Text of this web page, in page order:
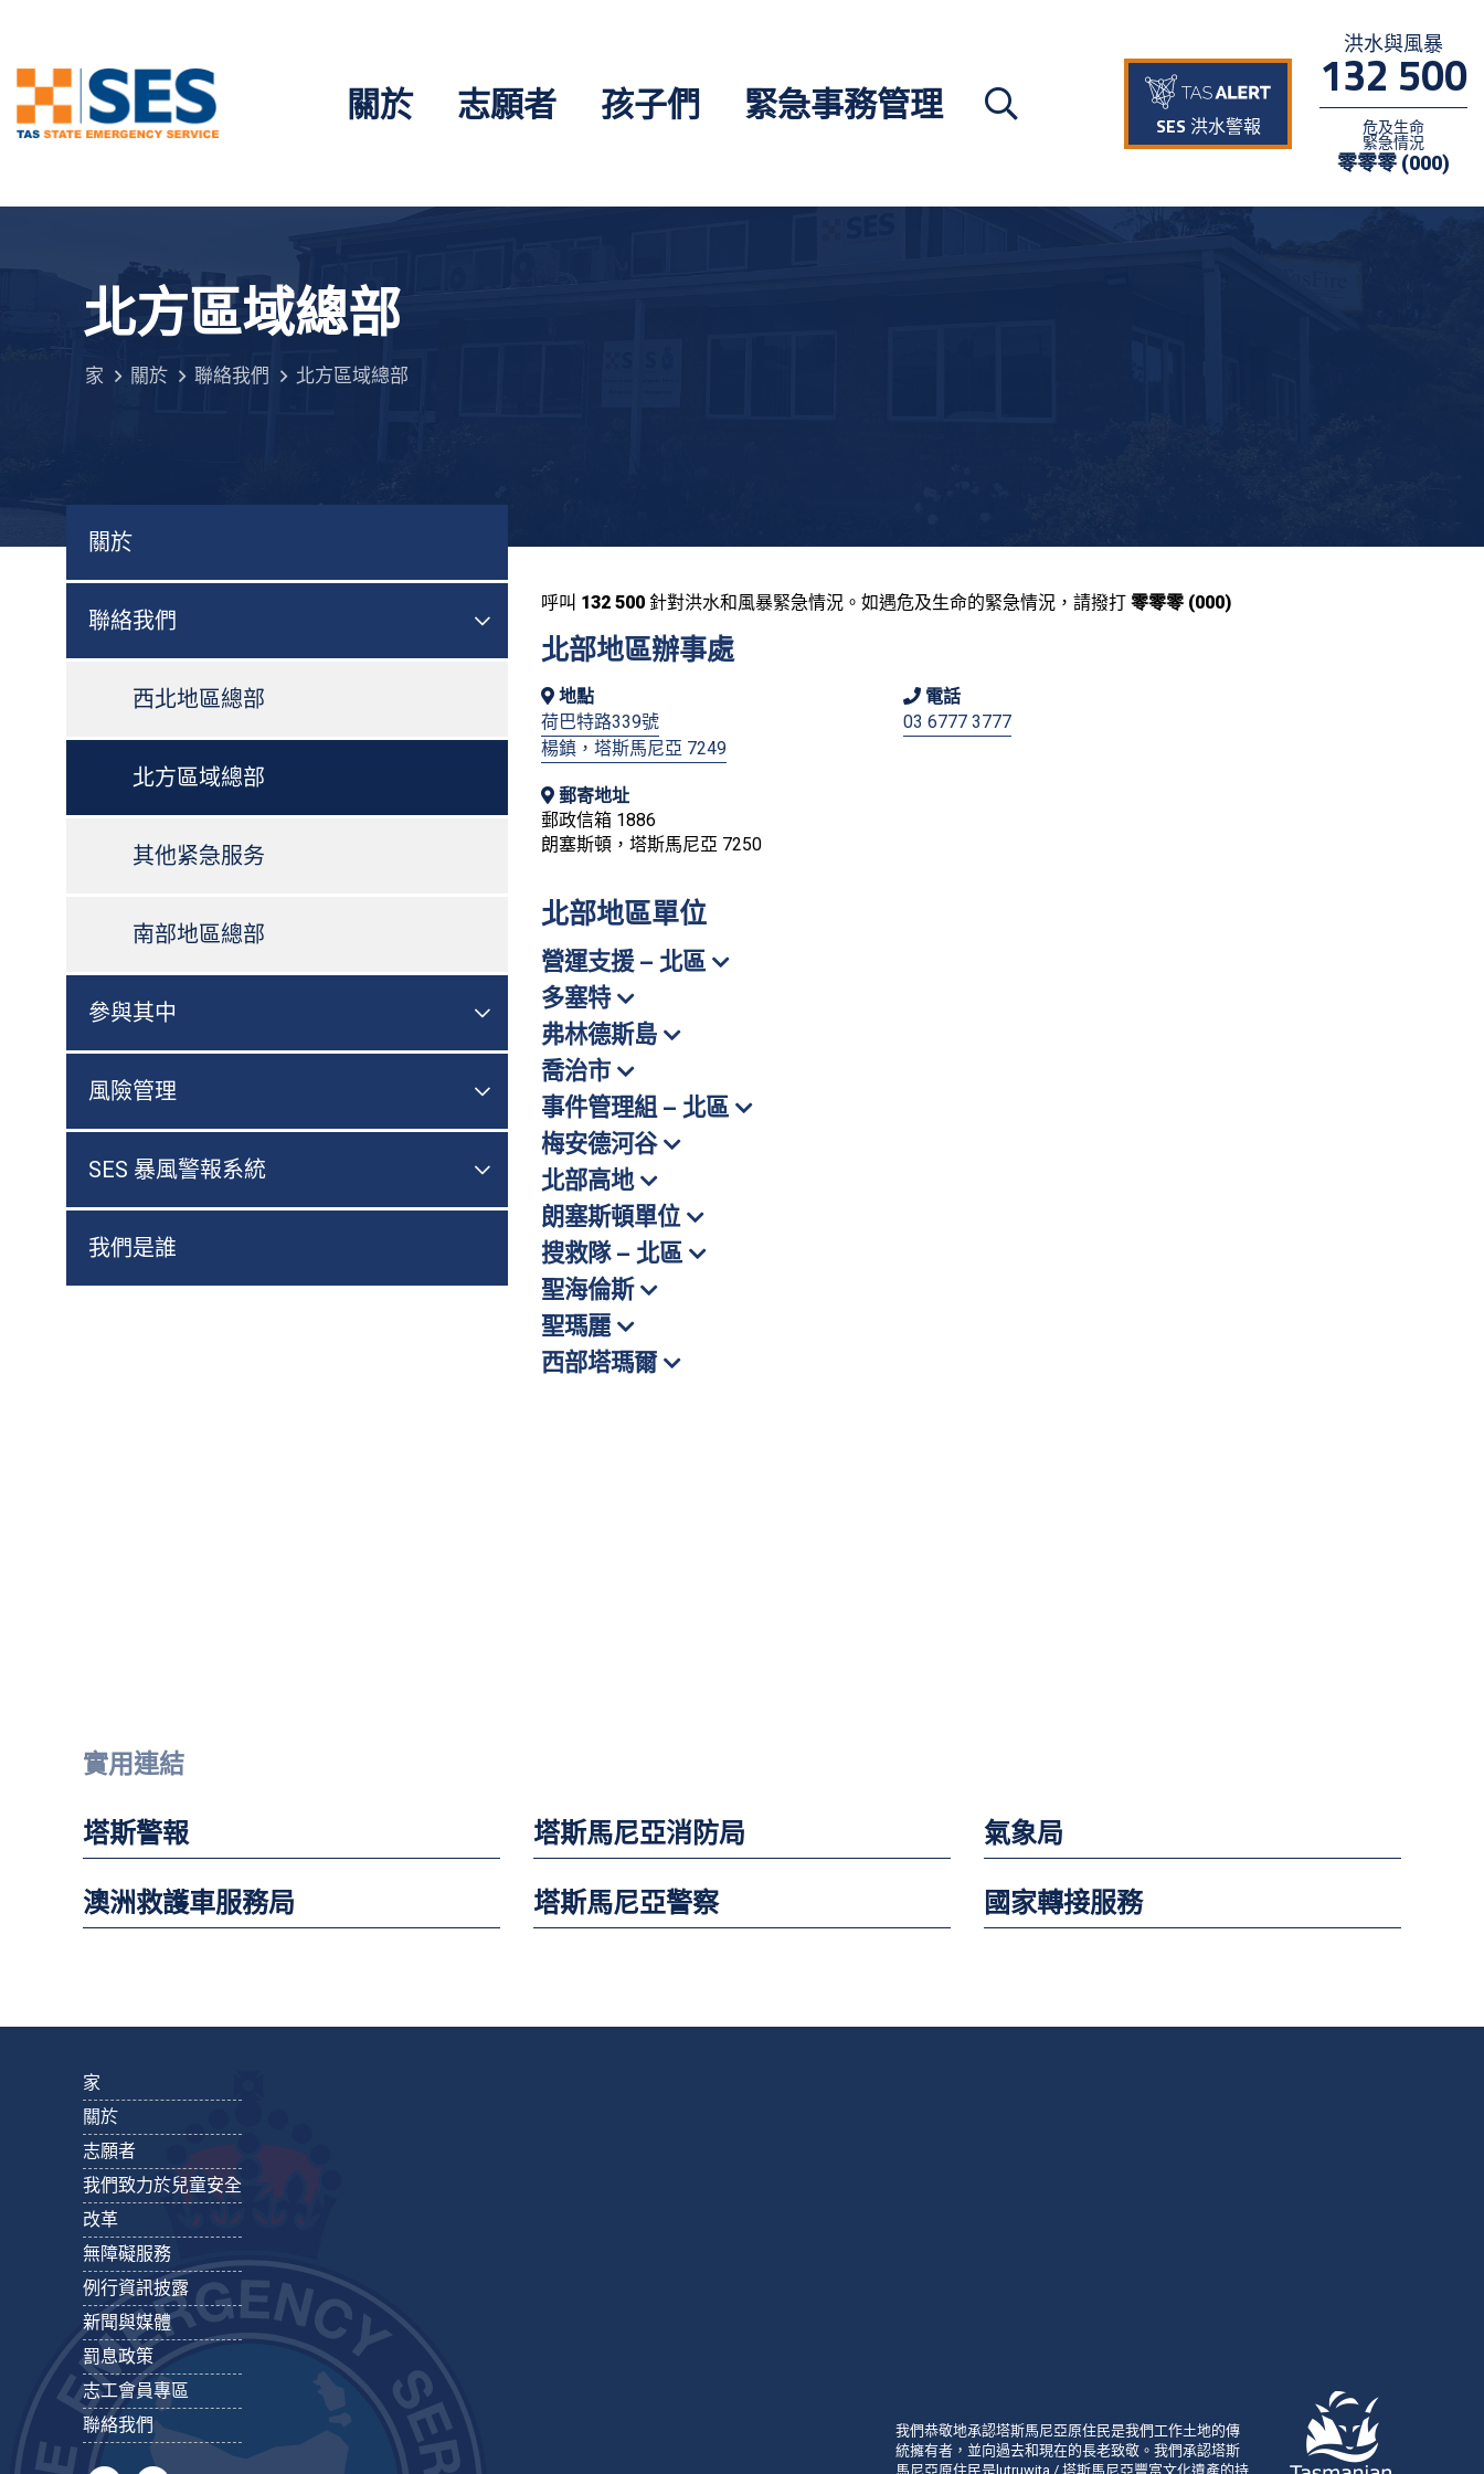
關於 志願者 孩子們 緊急事務管理 SES 洪水警報
洪水與風暴
132 500
危及生命
緊急情況
零零零 (000)
北方區域總部
家 關於 聯絡我們 北方區域總部
呼叫 132 500 針對洪水和風暴緊急情況。如遇危及生命的緊急情況，請撥打 零零零 (000)
北部地區辦事處
地點
荷巴特路339號
楊鎮，塔斯馬尼亞 7249
郵寄地址
郵政信箱 1886
朗塞斯頓，塔斯馬尼亞 7250
電話
03 6777 3777
北部地區單位
營運支援 – 北區
多塞特
弗林德斯島
喬治市
事件管理組 – 北區
梅安德河谷
北部高地
朗塞斯頓單位
搜救隊 – 北區
聖海倫斯
聖瑪麗
西部塔瑪爾
關於
聯絡我們 切換選單

西北地區總部
北方區域總部
其他紧急服务
南部地區總部
參與其中 切換選單

風險管理 切換選單

SES 暴風警報系統 切換選單

我們是誰
實用連結
塔斯警報
澳洲救護車服務局
塔斯馬尼亞消防局
塔斯馬尼亞警察
氣象局
國家轉接服務
家
關於
志願者
我們致力於兒童安全
改革
無障礙服務
例行資訊披露
新聞與媒體
罰息政策
志工會員專區
聯絡我們
我們恭敬地承認塔斯馬尼亞原住民是我們工作土地的傳
統擁有者，並向過去和現在的長老致敬。我們承認塔斯
馬尼亞原住民是lutruwita / 塔斯馬尼亞豐富文化遺產的持